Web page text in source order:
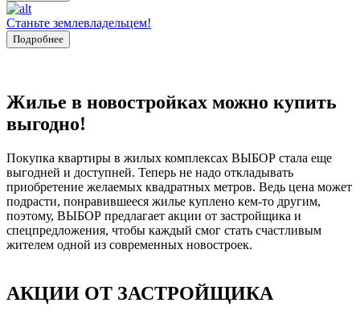
Станьте землевладельцем!
Подробнее
Жилье в новостройках можно купить
выгодно!
Покупка квартиры в жилых комплексах ВЫБОР стала еще
выгодней и доступней. Теперь не надо откладывать
приобретение желаемых квадратных метров. Ведь цена может
подрасти, понравившееся жилье куплено кем-то другим,
поэтому, ВЫБОР предлагает акции от застройщика и
спецпредложения, чтобы каждый смог стать счастливым
жителем одной из современных новостроек.
АКЦИИ ОТ ЗАСТРОЙЩИКА